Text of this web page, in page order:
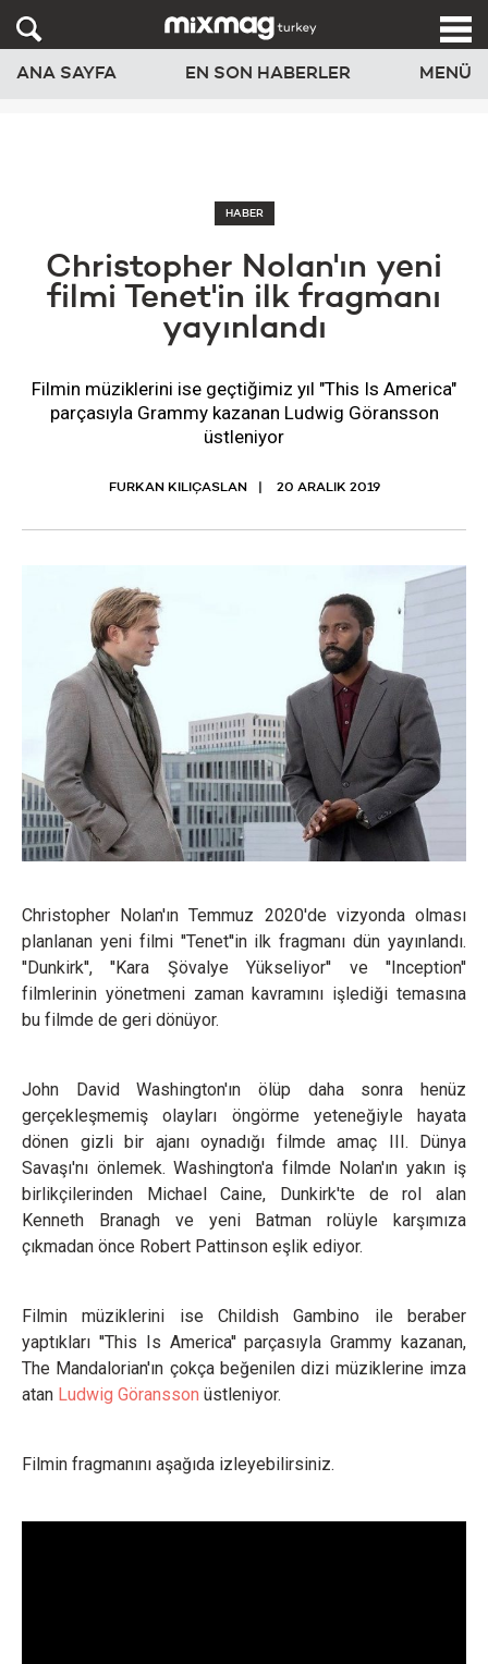
ANA SAYFA EN SON HABERLER MENÜ
HABER
Christopher Nolan'ın yeni
filmi Tenet'in ilk fragmanı
yayınlandı
Filmin müziklerini ise geçtiğimiz yıl "This Is America"
parçasıyla Grammy kazanan Ludwig Göransson
üstleniyor
FURKAN KILIÇASLAN 20 ARALIK 2019
Christopher Nolan'ın Temmuz 2020'de vizyonda olması
planlanan yeni filmi ''Tenet''in ilk fragmanı dün yayınlandı.
''Dunkirk'', ''Kara Şövalye Yükseliyor'' ve ''Inception''
filmlerinin yönetmeni zaman kavramını işlediği temasına
bu filmde de geri dönüyor.
John David Washington'ın ölüp daha sonra henüz
gerçekleşmemiş olayları öngörme yeteneğiyle hayata
dönen gizli bir ajanı oynadığı filmde amaç III. Dünya
Savaşı'nı önlemek. Washington'a filmde Nolan'ın yakın iş
birlikçilerinden Michael Caine, Dunkirk'te de rol alan
Kenneth Branagh ve yeni Batman rolüyle karşımıza
çıkmadan önce Robert Pattinson eşlik ediyor.
Filmin müziklerini ise Childish Gambino ile beraber
yaptıkları ''This Is America'' parçasıyla Grammy kazanan,
The Mandalorian'ın çokça beğenilen dizi müziklerine imza
atan Ludwig Göransson üstleniyor.
Filmin fragmanını aşağıda izleyebilirsiniz.